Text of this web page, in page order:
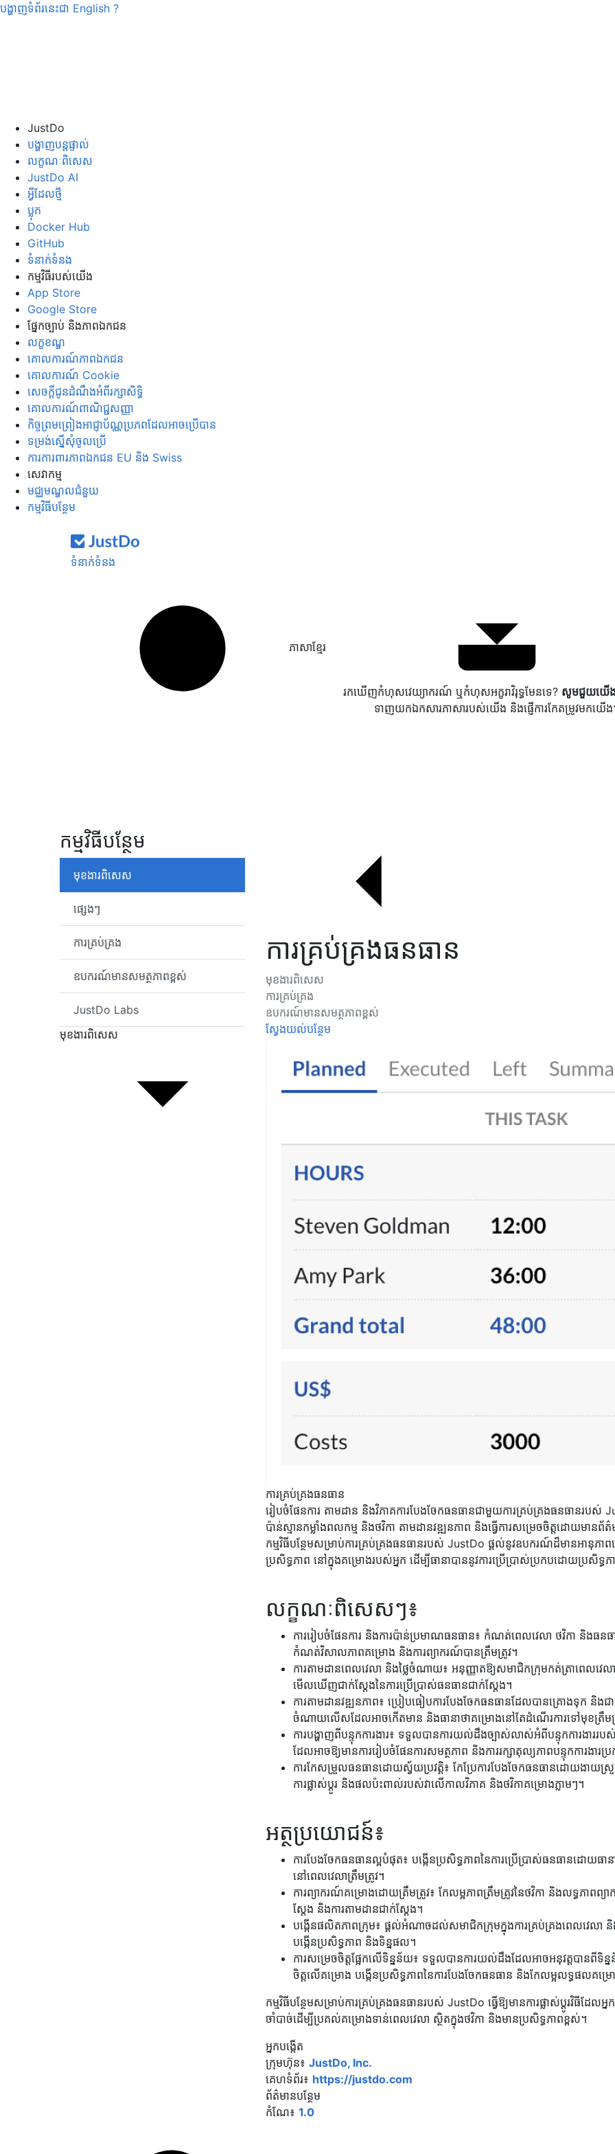
បង្ហាញទំព័រនេះជា English ?
JustDo
បង្ហាញបន្តផ្ទាល់
លក្ខណៈពិសេស
JustDo AI
អ្វីដែលថ្មី
ប្លុក
Docker Hub
GitHub
ទំនាក់ទំនង
កម្មវិធី​របស់​យើង
App Store
Google Store
ផ្នែក​ច្បាប់ និង​ភាព​ឯកជន
លក្ខខណ្ឌ
គោលការណ៍​ភាព​ឯកជន
គោលការណ៍ Cookie
សេចក្ដី​ជូន​ដំណឹង​អំពី​រក្សា​សិទ្ធិ
គោលការណ៍ពាណិជ្ជសញ្ញា
កិច្ចព្រមព្រៀងអាជ្ញាប័ណ្ណប្រភពដែលអាចប្រើបាន
ទម្រង់​ស្នើ​សុំ​ចូល​ប្រើ
ការ​ការពារ​ភាព​ឯកជន EU និង Swiss
សេវាកម្ម
មជ្ឈមណ្ឌលជំនួយ
កម្មវិធីបន្ថែម
ទំនាក់ទំនង
ភាសាខ្មែរ
រកឃើញកំហុសវេយ្យាករណ៍ ឬកំហុសអក្ខរាវិរុទ្ធមែនទេ? សូមជួយយើង
ទាញយកឯកសារភាសារបស់យើង និងផ្ញើការកែតម្រូវមកយើង
កម្មវិធីបន្ថែម
មុខងារពិសេស
ផ្សេងៗ
ការគ្រប់គ្រង
ឧបករណ៍មានសមត្ថភាពខ្ពស់
JustDo Labs
មុខងារពិសេស
ការគ្រប់គ្រងធនធាន
មុខងារពិសេស
ការគ្រប់គ្រង
ឧបករណ៍មានសមត្ថភាពខ្ពស់
ស្វែងយល់បន្ថែម
ការគ្រប់គ្រងធនធាន
រៀបចំផែនការ តាមដាន និងវិភាគការបែងចែកធនធានជាមួយការគ្រប់គ្រងធនធានរបស់
ប៉ាន់ស្មានកម្លាំងពលកម្ម និងថវិកា តាមដានវឌ្ឍនភាព និងធ្វើការសម្រេចចិត្តដោយមា
កម្មវិធីបន្ថែមសម្រាប់ការគ្រប់គ្រងធនធានរបស់ JustDo ផ្តល់នូវឧបករណ៍ដ៏មានអានុភ
ប្រសិទ្ធភាព នៅក្នុងគម្រោងរបស់អ្នក ដើម្បីធានាបាននូវការប្រើប្រាស់ប្រកបដោយប្រ
លក្ខណៈពិសេសៗ៖
ការរៀបចំផែនការ និងការប៉ាន់ប្រមាណធនធាន៖ កំណត់ពេលវេលា ថវិកា និងធនធ
កំណត់វិសាលភាពគម្រោង និងការព្យាករណ៍បានត្រឹមត្រូវ។
ការតាមដានពេលវេលា និងថ្លៃចំណាយ៖ អនុញ្ញាតឱ្យសមាជិកក្រុមកត់ត្រាពេល
មើលឃើញជាក់ស្តែងនៃការប្រើប្រាស់ធនធានជាក់ស្តែង។
ការតាមដានវឌ្ឍនភាព៖ ប្រៀបធៀបការបែងចែកធនធានដែលបានគ្រោងទុក និង
ចំណាយលើសដែលអាចកើតមាន និងធានាថាគម្រោងនៅតែដំណើរការទៅមុខត្រឹមត្
ការបង្ហាញពីបន្ទុកការងារ៖ ទទួលបានការយល់ដឹងច្បាស់លាស់អំពីបន្ទុកការងាររ
ដែលអាចឱ្យមានការរៀបចំផែនការសមត្ថភាព និងការរក្សាតុល្យភាពបន្ទុកការងារ
ការកែសម្រួលធនធានដោយស្វ័យប្រវត្តិ៖ កែប្រែការបែងចែកធនធានដោយងាយស្រួ
ការផ្លាស់ប្តូរ និងផលប៉ះពាល់របស់វាលើកាលវិភាគ និងថវិកាគម្រោងភ្លាមៗ។
អត្ថប្រយោជន៍៖
ការបែងចែកធនធានល្អបំផុត៖ បង្កើនប្រសិទ្ធភាពនៃការប្រើប្រាស់ធនធានដោយធានា
នៅពេលវេលាត្រឹមត្រូវ។
ការព្យាករណ៍គម្រោងដោយត្រឹមត្រូវ៖ កែលម្អភាពត្រឹមត្រូវនៃថវិកា និងលទ្ធភាព
ស្តែង និងការតាមដានជាក់ស្តែង។
បង្កើនផលិតភាពក្រុម៖ ផ្តល់អំណាចដល់សមាជិកក្រុមក្នុងការគ្រប់គ្រងពេលវេលា និ
បង្កើនប្រសិទ្ធភាព និងទិន្នផល។
ការសម្រេចចិត្តផ្អែកលើទិន្នន័យ៖ ទទួលបានការយល់ដឹងដែលអាចអនុវត្តបានពីទិ
ចិត្តលើគម្រោង បង្កើនប្រសិទ្ធភាពនៃការបែងចែកធនធាន និងកែលម្អលទ្ធផលគម្រ
កម្មវិធីបន្ថែមសម្រាប់ការគ្រប់គ្រងធនធានរបស់ JustDo ធ្វើឱ្យមានការផ្លាស់ប្តូរវិ
ចាំបាច់ដើម្បីប្រគល់គម្រោងទាន់ពេលវេលា ស្ថិតក្នុងថវិកា និងមានប្រសិទ្ធភាពខ្ពស់។
អ្នកបង្កើត
ក្រុមហ៊ុន៖ JustDo, Inc.
គេហទំព័រ៖ https://justdo.com
ព័ត៌មានបន្ថែម
កំណែ៖ 1.0